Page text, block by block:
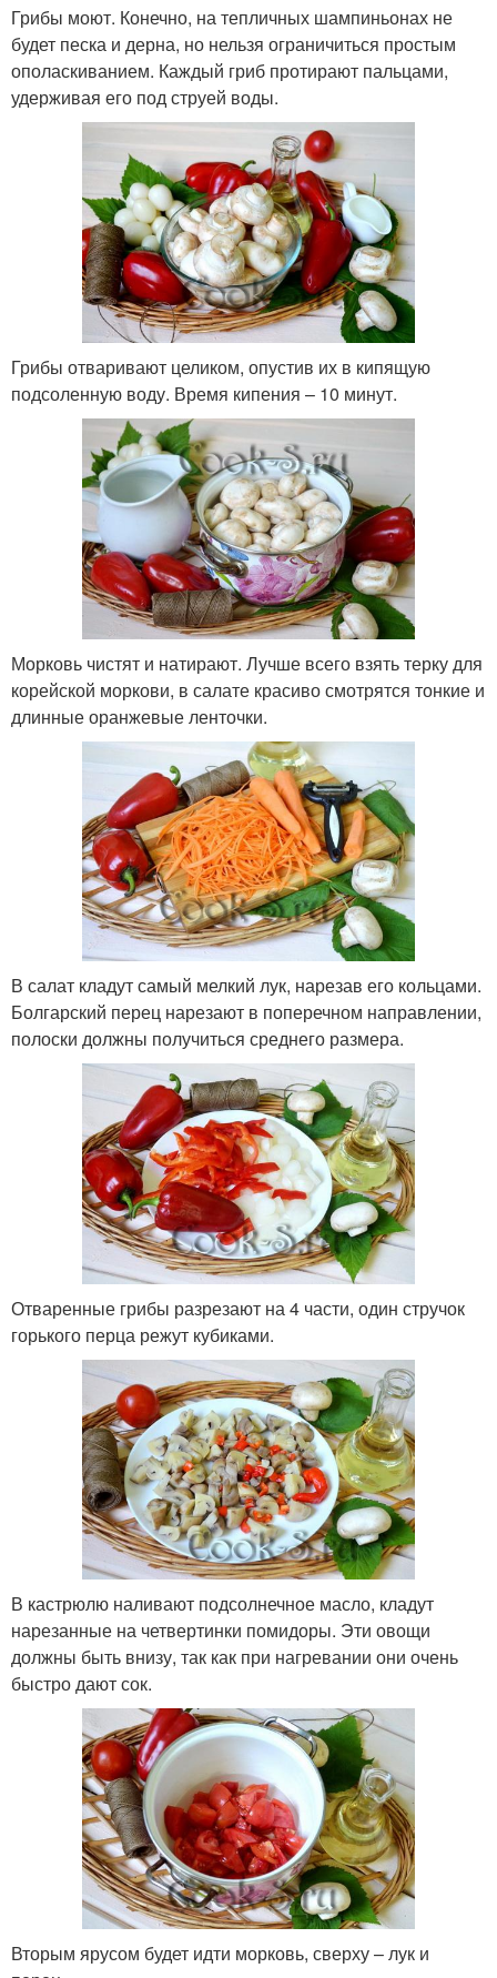
Грибы моют. Конечно, на тепличных шампиньонах не
будет песка и дерна, но нельзя ограничиться простым
ополаскиванием. Каждый гриб протирают пальцами,
удерживая его под струей воды.
Грибы отваривают целиком, опустив их в кипящую
подсоленную воду. Время кипения – 10 минут.
Морковь чистят и натирают. Лучше всего взять терку для
корейской моркови, в салате красиво смотрятся тонкие и
длинные оранжевые ленточки.
В салат кладут самый мелкий лук, нарезав его кольцами.
Болгарский перец нарезают в поперечном направлении,
полоски должны получиться среднего размера.
Отваренные грибы разрезают на 4 части, один стручок
горького перца режут кубиками.
В кастрюлю наливают подсолнечное масло, кладут
нарезанные на четвертинки помидоры. Эти овощи
должны быть внизу, так как при нагревании они очень
быстро дают сок.
Вторым ярусом будет идти морковь, сверху – лук и